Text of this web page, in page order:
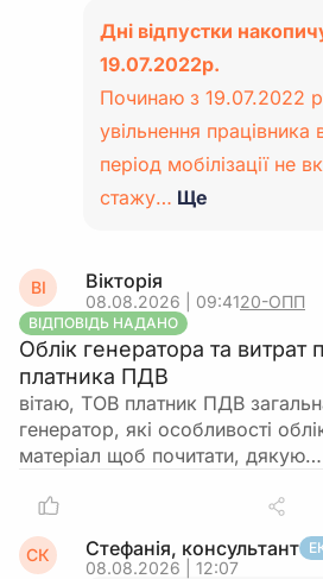
Дні відпустки
19.07.2022р.
Починаю з 19.07.2022
увільнення працівника
період мобілізації не
стажу… Ще
ВІ Вікторія
08.08.2026 | 09:4120-ОПП
ВІДПОВІДЬ НАДАНО
Облік генератора та
платника ПДВ
вітаю, ТОВ платник ПДВ
генератор, які особливості
матеріал щоб почитати, дякую…
СК Стефанія, консультант
08.08.2026 | 12:07